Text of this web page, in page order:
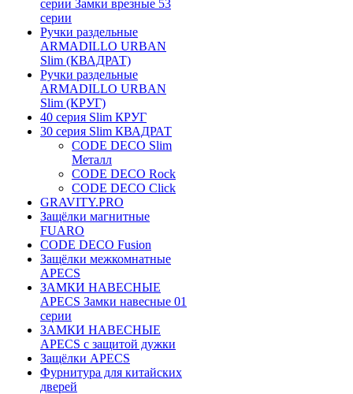
серии Замки врезные 53
серии
Ручки раздельные
ARMADILLO URBAN
Slim (КВАДРАТ)
Ручки раздельные
ARMADILLO URBAN
Slim (КРУГ)
40 серия Slim КРУГ
30 серия Slim КВАДРАТ
CODE DECO Slim
Металл
CODE DECO Rock
CODE DECO Click
GRAVITY.PRO
Защёлки магнитные
FUARO
CODE DECO Fusion
Защёлки межкомнатные
APECS
ЗАМКИ НАВЕСНЫЕ
APECS Замки навесные 01
серии
ЗАМКИ НАВЕСНЫЕ
APECS с защитой дужки
Защёлки APECS
Фурнитура для китайских
дверей